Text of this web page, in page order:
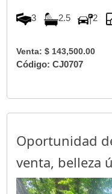
3 2.5 2
Venta: $ 143,500.00
Código: CJ0707
Oportunidad
venta, belleza